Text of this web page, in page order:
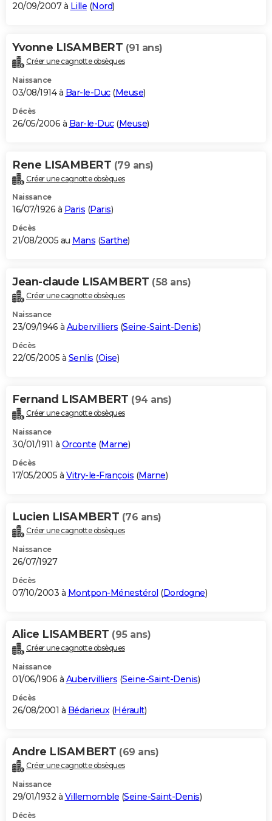
20/09/2007 à Lille (Nord)
Yvonne LISAMBERT (91 ans)
Créer une cagnotte obsèques
Naissance
03/08/1914 à Bar-le-Duc(Meuse)
Décès
26/05/2006 à Bar-le-Duc(Meuse)
Rene LISAMBERT (79 ans)
Créer une cagnotte obsèques
Naissance
16/07/1926 à Paris (Paris)
Décès
21/08/2005 au Mans (Sarthe)
Jean-claude LISAMBERT (58 ans)
Créer une cagnotte obsèques
Naissance
23/09/1946 à Aubervilliers (Seine-Saint-Denis)
Décès
22/05/2005 à Senlis (Oise)
Fernand LISAMBERT (94 ans)
Créer une cagnotte obsèques
Naissance
30/01/1911 à Orconte (Marne)
Décès
17/05/2005 à Vitry-le-François (Marne)
Lucien LISAMBERT (76 ans)
Créer une cagnotte obsèques
Naissance
26/07/1927
Décès
07/10/2003 à Montpon-Ménestérol (Dordogne)
Alice LISAMBERT (95 ans)
Créer une cagnotte obsèques
Naissance
01/06/1906 à Aubervilliers (Seine-Saint-Denis)
Décès
26/08/2001 à Bédarieux(Hérault)
Andre LISAMBERT (69 ans)
Créer une cagnotte obsèques
Naissance
29/01/1932 à Villemomble (Seine-Saint-Denis)
Décès